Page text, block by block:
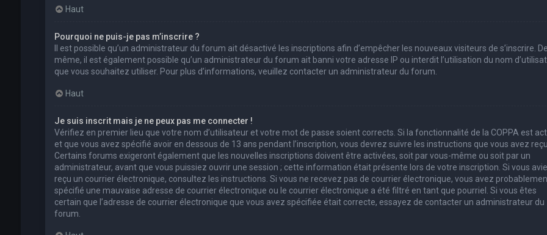
Haut
Pourquoi ne puis-je pas m’inscrire ?
Il est possible qu’un administrateur du forum ait désactivé les inscriptions afin d’empêcher les nouveaux visiteurs de s’inscrire. De
même, il est également possible qu’un administrateur du forum ait banni votre adresse IP ou interdit l’utilisation du nom
que vous souhaitez utiliser. Pour plus d’informations, veuillez contacter un administrateur du forum.
Haut
Je suis inscrit mais je ne peux pas me connecter !
Vérifiez en premier lieu que votre nom d’utilisateur et votre mot de passe soient corrects. Si la fonctionnalité de la COPPA est
et que vous avez spécifié avoir en dessous de 13 ans pendant l’inscription, vous devrez suivre les instructions que vous avez
Certains forums exigeront également que les nouvelles inscriptions doivent être activées, soit par vous-même ou soit par un
administrateur, avant que vous puissiez ouvrir une session ; cette information était présente lors de votre inscription. Si vous
reçu un courrier électronique, consultez les instructions. Si vous ne recevez pas de courrier électronique, vous avez
spécifié une mauvaise adresse de courrier électronique ou le courrier électronique a été filtré en tant que pourriel. Si vous êtes
certain que l’adresse de courrier électronique que vous avez spécifiée était correcte, essayez de contacter un administrateur du
forum.